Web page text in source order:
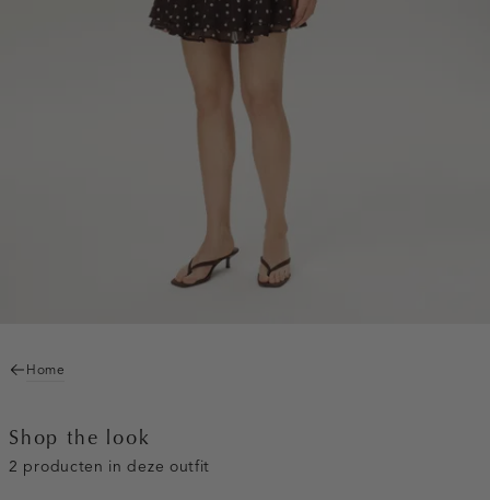
Home
Shop the look
2 producten in deze outfit